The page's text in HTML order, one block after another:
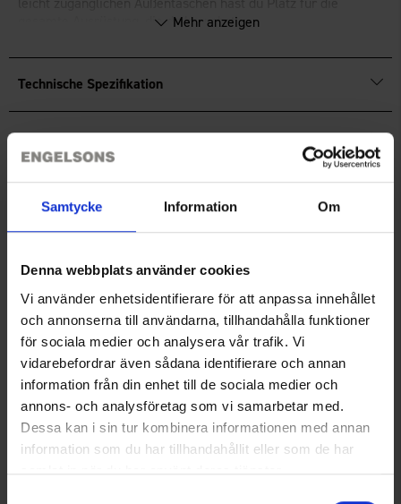
Samtycke Information Om
Denna webbplats använder cookies
Vi använder enhetsidentifierare för att anpassa innehållet
och annonserna till användarna, tillhandahålla funktioner
för sociala medier och analysera vår trafik. Vi
vidarebefordrar även sådana identifierare och annan
information från din enhet till de sociala medier och
annons- och analysföretag som vi samarbetar med.
Dessa kan i sin tur kombinera informationen med annan
information som du har tillhandahållit eller som de har
samlat in när du har använt deras tjänster.
gesamte Ausrüstung, die du brauchst.
Belüftetes Rückenteil mit hohem Tragekomfort
Mehr anzeigen
Technische Spezifikation
Sie benötigen vielleicht auch
Jagdhandschuhe Nimrod WP
24,95 €
GP Discovery Torch C32
19,95 €